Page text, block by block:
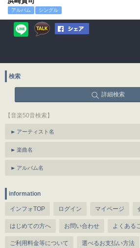
アルバム シングル
検索
詳細検索
【音楽50音検索】
アーティスト名
楽曲名
アルバム名
information
インフォTOP ログイン マイページ
はじめての方へ お問い合わせ よくある
ご利用料金等について 選べるお支払い方法